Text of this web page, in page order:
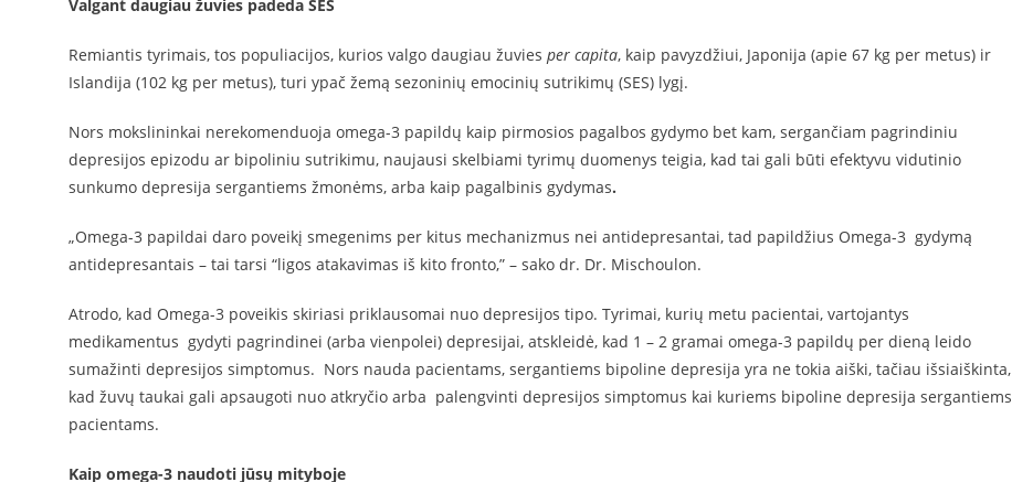
Valgant daugiau žuvies padeda SES
Remiantis tyrimais, tos populiacijos, kurios valgo daugiau žuvies per capita, kaip pavyzdžiui, Japonija (apie 67 kg per metus) ir
Islandija (102 kg per metus), turi ypač žemą sezoninių emocinių sutrikimų (SES) lygį.
Nors mokslininkai nerekomenduoja omega-3 papildų kaip pirmosios pagalbos gydymo bet kam, sergančiam pagrindiniu
depresijos epizodu ar bipoliniu sutrikimu, naujausi skelbiami tyrimų duomenys teigia, kad tai gali būti efektyvu vidutinio
sunkumo depresija sergantiems žmonėms, arba kaip pagalbinis gydymas.
„Omega-3 papildai daro poveikį smegenims per kitus mechanizmus nei antidepresantai, tad papildžius Omega-3 gydymą
antidepresantais – tai tarsi “ligos atakavimas iš kito fronto,” – sako dr. Dr. Mischoulon.
Atrodo, kad Omega-3 poveikis skiriasi priklausomai nuo depresijos tipo. Tyrimai, kurių metu pacientai, vartojantys
medikamentus gydyti pagrindinei (arba vienpolei) depresijai, atskleidė, kad 1 – 2 gramai omega-3 papildų per dieną leido
sumažinti depresijos simptomus. Nors nauda pacientams, sergantiems bipoline depresija yra ne tokia aiški, tačiau išsiaiškinta,
kad žuvų taukai gali apsaugoti nuo atkryčio arba palengvinti depresijos simptomus kai kuriems bipoline depresija sergantiems
pacientams.
Kaip omega-3 naudoti jūsų mityboje